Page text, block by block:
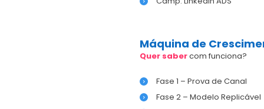
Máquina de
Quer sabercom funciona?
Fase 1 – Prova de Canal
Fase 2 – Modelo Replicável